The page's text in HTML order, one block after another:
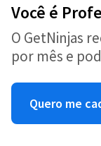
Você é
O GetNinjas
por mês e
Quero me